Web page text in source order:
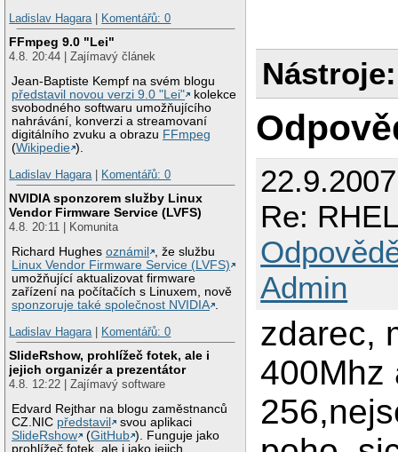
Ladislav Hagara| Komentářů: 0
FFmpeg 9.0 "Lei"
4.8. 20:44 | Zajímavý článek
Jean-Baptiste Kempf na svém blogu
představil novou verzi 9.0 "Lei"
kolekce
svobodného softwaru umožňujícího
nahrávání, konverzi a streamovaní
digitálního zvuku a obrazu FFmpeg
(Wikipedie ).
Ladislav Hagara| Komentářů: 0
NVIDIA sponzorem služby Linux
Vendor Firmware Service (LVFS)
4.8. 20:11 | Komunita
Richard Hughesoznámil
, že službu
Linux Vendor Firmware Service (LVFS)
umožňující aktualizovat firmware
zařízení na počítačích s Linuxem, nově
sponzoruje také společnost NVIDIA .
Ladislav Hagara| Komentářů: 0
SlideRshow, prohlížeč fotek, ale i
jejich organizér a prezentátor
4.8. 12:22 | Zajímavý software
Edvard Rejthar na blogu zaměstnanců
CZ.NIC představil
svou aplikaci
SlideRshow
(GitHub ). Funguje jako
prohlížeč fotek, ale i jako jejich
Nástroje:
Re:
Admin
zdarec,
400Mhz